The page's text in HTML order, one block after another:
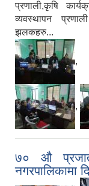
प्रणाली,कृषि
व्यवस्थापन
झलकहरु...
,
७० ‌औ
नगरपालिकामा